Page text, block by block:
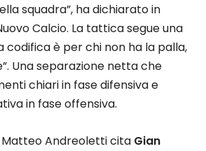
squadra”, ha dichiarato in
Calcio. La tattica segue una
codifica è per chi non ha la palla,
Una separazione netta che
chiari in fase difensiva e
in fase offensiva.​
Matteo Andreoletti cita Gian